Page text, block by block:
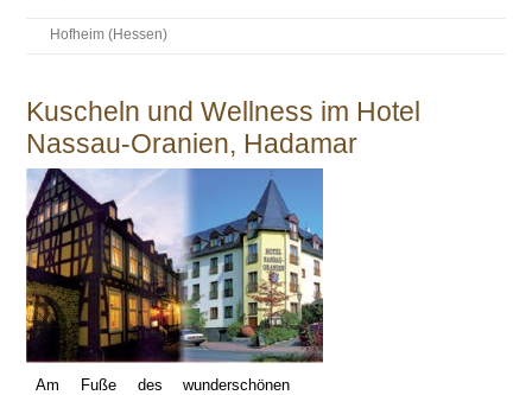
Hofheim (Hessen)
Kuscheln und Wellness im Hotel
Nassau-Oranien, Hadamar
Am Fuße des wunderschönen